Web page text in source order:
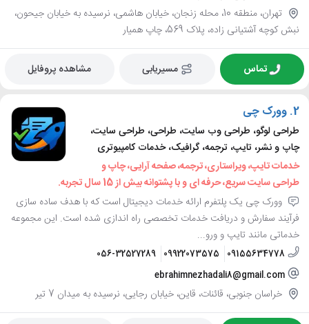
تهران، منطقه 10، محله زنجان، خیابان هاشمی، نرسیده به خیابان جیحون،
نبش کوچه آشتیانی زاده، پلاک 569، چاپ همیار
تماس مسیریابی مشاهده پروفایل
2. وورک چی
طراحی لوگو، طراحی وب سایت، طراحی، طراحی سایت،
چاپ و نشر، تایپ، ترجمه، گرافیک، خدمات کامپیوتری
خدمات تایپ، ویراستاری، ترجمه، صفحه آرایی، چاپ و
طراحی سایت سریع، حرفه ای و با پشتوانه بیش از 15 سال تجربه.
وورک چی یک پلتفرم ارائه خدمات دیجیتال است که با هدف ساده سازی
فرآیند سفارش و دریافت خدمات تخصصی راه اندازی شده است. این مجموعه
خدماتی مانند تایپ و ورو...
09155634778
09922073575
056-32527289
ebrahimnezhadali8@gmail.com
خراسان جنوبی، قائنات، قاین، خیابان رجایی، نرسیده به میدان 7 تیر